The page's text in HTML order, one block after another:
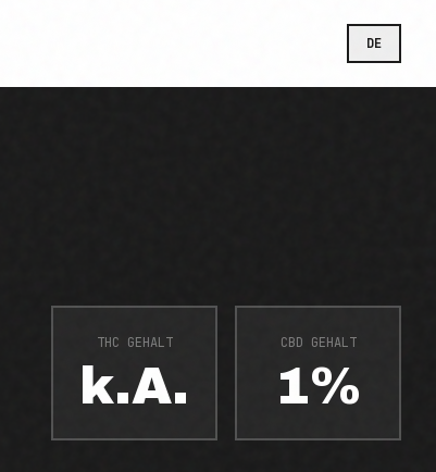
DE
THC GEHALT
k.A.
CBD GEHALT
1%